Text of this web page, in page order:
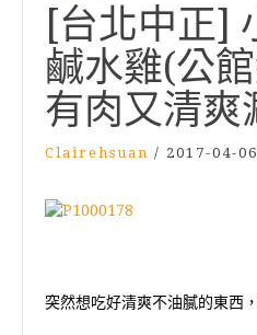
[台北中正]
鹹水雞(公
有肉又清爽
Clairehsuan / 2017-04-06
突然想吃好清爽不油膩的東西 ，